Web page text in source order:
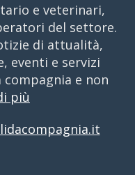
e veterinari,
del settore.
di attualità,
eventi e servizi
e non
più